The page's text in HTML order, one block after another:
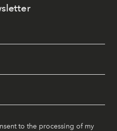
to the processing of my